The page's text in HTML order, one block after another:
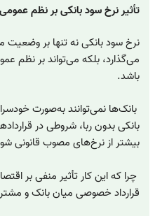
تأثیر نرخ سود بانکی بر نظم
نرخ سود بانکی نه‌ تنها بر وضعیت
می‌گذارد، بلکه می‌تواند بر نظم
باشد.
بانک‌ها نمی‌توانند به‌صورت
بانکی بدون ربا، شروطی در
بیشتر از نرخ‌های مصوب قانونی
چرا که این کار تأثیر منفی بر
قرارداد خصوصی میان بانک و